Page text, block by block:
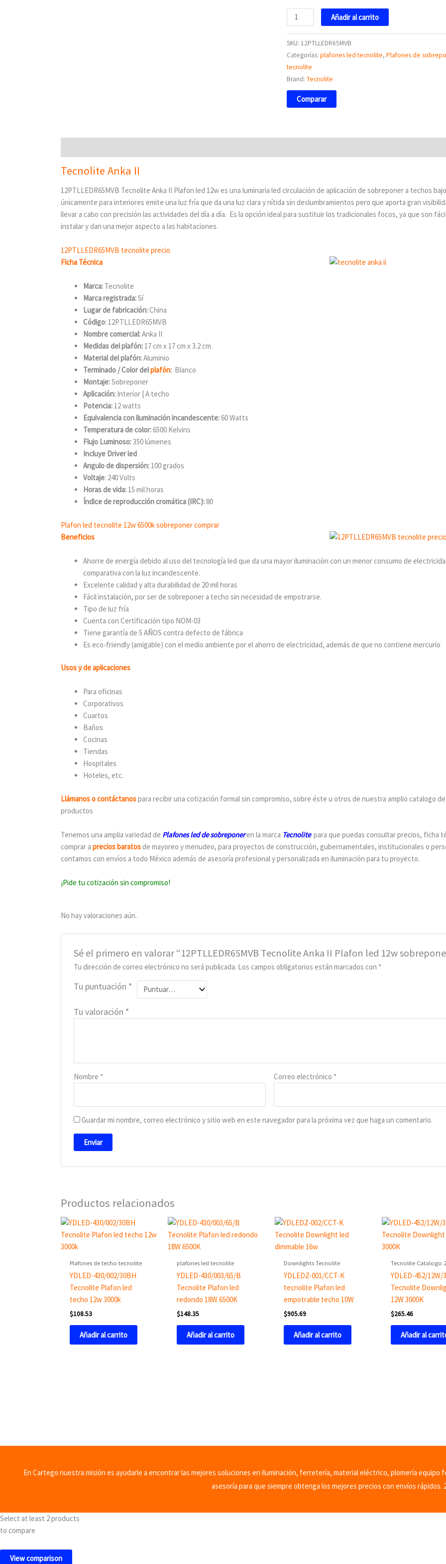
Añadir al carrito
SKU: 12PTLLEDR65MVB
Categorías: plafones led tecnolite, Plafones de
tecnolite
Brand: Tecnolite
Comparar
Tecnolite Anka II
12PTLLEDR65MVB Tecnolite Anka II Plafon led 12w es una luminaria led circulación de aplicación de sobreponer a techos
únicamente para interiores emite una luz fría que da una luz clara y nítida sin deslumbramientos pero que aporta gran
llevar a cabo con precisión las actividades del día a día. Es la opción ideal para sustituir los tradicionales focos, ya que son
instalar y dan una mejor aspecto a las habitaciones.
12PTLLEDR65MVB tecnolite precio
Ficha Técnica
Marca: Tecnolite
Marca registrada:Sí
Lugar de fabricación:China
Código: 12PTLLEDR65MVB
Nombre comercial:Anka II
Medidas del plafón: 17 cm x 17 cm x 3.2 cm
Material del plafón:Aluminio
Terminado / Color delplafón: Blanco
Montaje:Sobreponer
Aplicación: Interior | A techo
Potencia: 12 watts
Equivalencia con iluminación incandescente:60 Watts
Temperatura de color:6500 Kelvins
Flujo Luminoso:350 lúmenes
Incluye Driver led
Angulo de dispersión: 100 grados
Voltaje: 240 Volts
Horas de vida: 15 mil horas
Índice de reproducción cromática (IRC):80
Plafon led tecnolite 12w 6500k sobreponer comprar
Beneficios
Ahorre de energía debido al uso del tecnología led que da una mayor iluminación con un menor consumo de
comparativa con la luz incandescente.
Excelente calidad y alta durabilidad de 20 mil horas
Fácil instalación, por ser de sobreponer a techo sin necesidad de empotrarse.
Tipo de luz fría
Cuenta con Certificación tipo NOM-03
Tiene garantía de 5 AÑOS contra defecto de fábrica
Es eco-friendly (amigable) con el medio ambiente por el ahorro de electricidad, además de que no contiene mercurio
Usos y de aplicaciones
Para oficinas
Corporativos
Cuartos
Baños
Cocinas
Tiendas
Hospitales
Hoteles, etc.
Llámanos o contáctanospara recibir una cotización formal sin compromiso, sobre éste u otros de nuestra amplio catalogo de
productos
Tenemos una amplia variedad de Plafones led de sobreponeren la marca Tecnolite para que puedas consultar precios, ficha
comprar a precios baratosde mayoreo y menudeo, para proyectos de construcción, gubernamentales, institucionales o
contamos con envíos a todo México además de asesoría profesional y personalizada en iluminación para tu proyecto.
¡Pide tu cotización sin compromiso!
No hay valoraciones aún.
Sé el primero en valorar “12PTLLEDR65MVB Tecnolite Anka II Plafon led 12w
Tu dirección de correo electrónico no será publicada. Los campos obligatorios están marcados con *
Tu puntuación *
Tu valoración *
Nombre * Correo electrónico *
Guardar mi nombre, correo electrónico y sitio web en este navegador para la próxima vez que haga un comentario.
Productos relacionados
Plafones de techo tecnolite
YDLED-430/002/30BH
Tecnolite Plafon led
techo 12w 3000k
$108.53
Añadir al carrito
plafones led tecnolite
YDLED-430/003/65/B
Tecnolite Plafon led
redondo 18W 6500K
$148.35
Añadir al carrito
Downlights Tecnolite
YDLEDZ-001/CCT-K
tecnolite Plafon led
empotrable techo 10W
$905.69
Añadir al carrito
Tecnolite Catalogo
YDLED-452/12W/
Tecnolite
12W 3000K
$265.46
Añadir al
En Cartego nuestra misión es ayudarle a encontrar las mejores soluciones en iluminación, ferretería, material eléctrico, plomería
asesoría para que siempre obtenga los mejores precios con envíos rápidos.
Select at least 2 products
to compare
View comparison